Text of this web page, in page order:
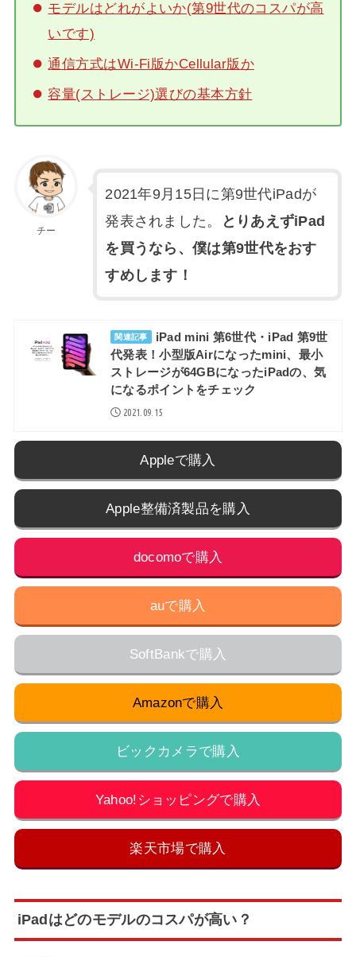
モデルはどれがよいか(第9世代のコスパが高
いです)
通信方式はWi-Fi版かCellular版か
容量(ストレージ)選びの基本方針
チー
2021年9月15日に第9世代iPadが
発表されました。
とりあえずiPad
を買うなら、僕は第9世代をおす
すめします！
関連記事
iPad mini 第6世代・iPad 第9世
代発表！小型版Airになったmini、最小
ストレージが64GBになったiPadの、気
になるポイントをチェック
2021.09.15
Appleで購入
Apple整備済製品を購入
docomoで購入
auで購入
SoftBankで購入
Amazonで購入
ビックカメラで購入
Yahoo!ショッピングで購入
楽天市場で購入
iPadはどのモデルのコスパが高い？